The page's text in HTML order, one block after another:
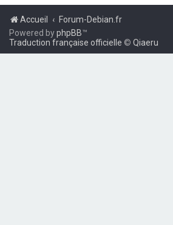
Accueil Forum-Debian.fr
Powered byphpBB™
Traduction française officielle © Qiaeru